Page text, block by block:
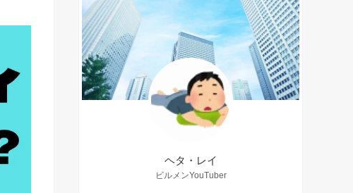
ヘタ・レイ
ビルメンYouTuber